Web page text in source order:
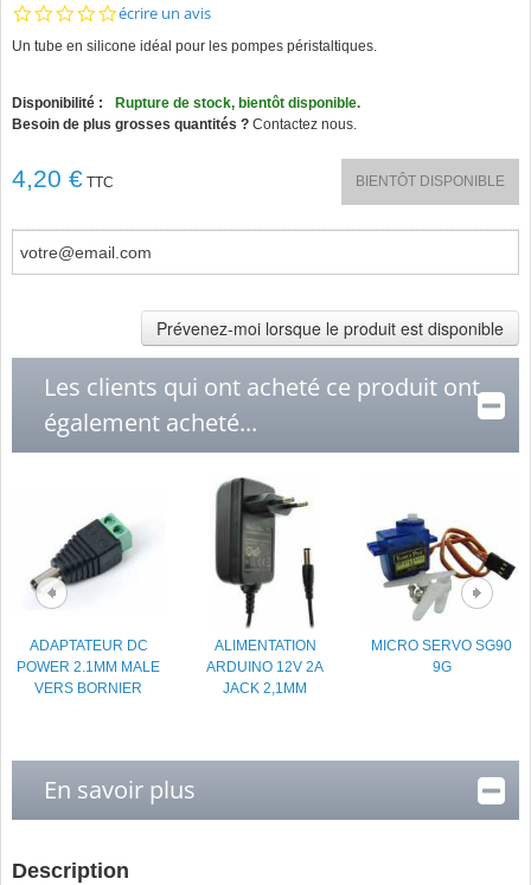
0.0
rating
écrire un avis
Un tube en silicone idéal pour les pompes péristaltiques.
Disponibilité :
Rupture de stock, bientôt disponible.
Besoin de plus grosses quantités ?Contactez nous.
4,20 € TTC BIENTÔT DISPONIBLE
Prévenez-moi lorsque le produit est disponible
Les clients qui ont acheté ce produit ont
également acheté...
ADAPTATEUR DC
POWER 2.1MM MALE
VERS BORNIER
ALIMENTATION
ARDUINO 12V 2A
JACK 2,1MM
MICRO SERVO SG90
9G
En savoir plus
Description